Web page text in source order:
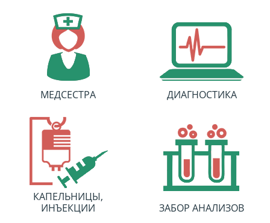
МЕДСЕСТРА ДИАГНОСТИКА
КАПЕЛЬНИЦЫ,
ИНЪЕКЦИИ
ЗАБОР АНАЛИЗОВ